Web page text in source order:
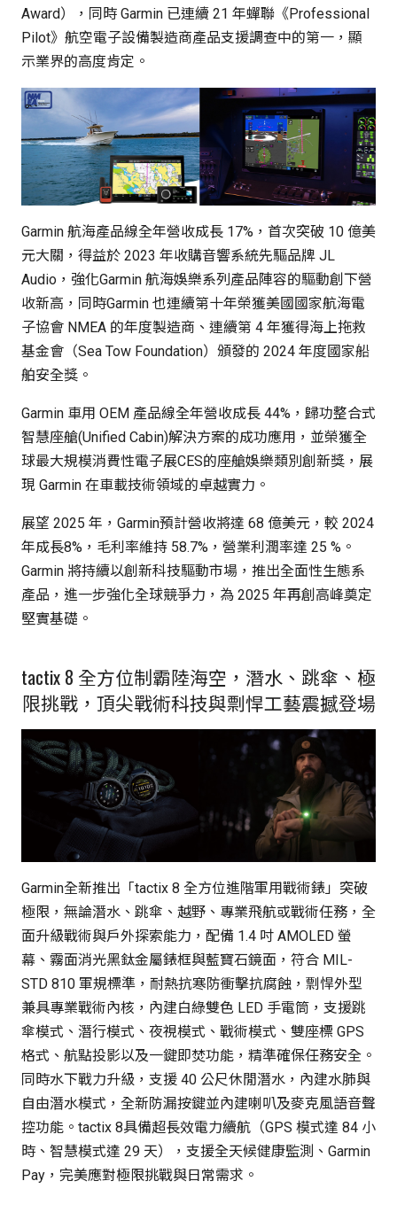
Award），同時 Garmin 已連續 21 年蟬聯《Professional
Pilot》航空電子設備製造商產品支援調查中的第一，顯
示業界的高度肯定。
Garmin 航海產品線全年營收成長 17%，首次突破 10 億美
元大關，得益於 2023 年收購音響系統先驅品牌 JL
Audio，強化Garmin 航海娛樂系列產品陣容的驅動創下營
收新高，同時Garmin 也連續第十年榮獲美國國家航海電
子協會 NMEA 的年度製造商、連續第 4 年獲得海上拖救
基金會（Sea Tow Foundation）頒發的 2024 年度國家船
舶安全獎。
Garmin 車用 OEM 產品線全年營收成長 44%，歸功整合式
智慧座艙(Unified Cabin)解決方案的成功應用，並榮獲全
球最大規模消費性電子展CES的座艙娛樂類別創新獎，展
現 Garmin 在車載技術領域的卓越實力。
展望 2025 年，Garmin預計營收將達 68 億美元，較 2024
年成長8%，毛利率維持 58.7%，營業利潤率達 25 %。
Garmin 將持續以創新科技驅動市場，推出全面性生態系
產品，進一步強化全球競爭力，為 2025 年再創高峰奠定
堅實基礎。
tactix 8 全方位制霸陸海空，潛水、跳傘、極
限挑戰，頂尖戰術科技與剽悍工藝震撼登場
Garmin全新推出「tactix 8 全方位進階軍用戰術錶」突破
極限，無論潛水、跳傘、越野、專業飛航或戰術任務，全
面升級戰術與戶外探索能力，配備 1.4 吋 AMOLED 螢
幕、霧面消光黑鈦金屬錶框與藍寶石鏡面，符合 MIL-
STD 810 軍規標準，耐熱抗寒防衝擊抗腐蝕，剽悍外型
兼具專業戰術內核，內建白綠雙色 LED 手電筒，支援跳
傘模式、潛行模式、夜視模式、戰術模式、雙座標 GPS
格式、航點投影以及一鍵即焚功能，精準確保任務安全。
同時水下戰力升級，支援 40 公尺休閒潛水，內建水肺與
自由潛水模式，全新防漏按鍵並內建喇叭及麥克風語音聲
控功能。tactix 8具備超長效電力續航（GPS 模式達 84 小
時、智慧模式達 29 天），支援全天候健康監測、Garmin
Pay，完美應對極限挑戰與日常需求。